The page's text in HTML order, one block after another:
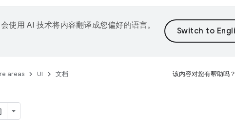
使用 AI 技术将内容翻译成您偏好的语言。
areas UI 文档 该内容对您有帮助吗？